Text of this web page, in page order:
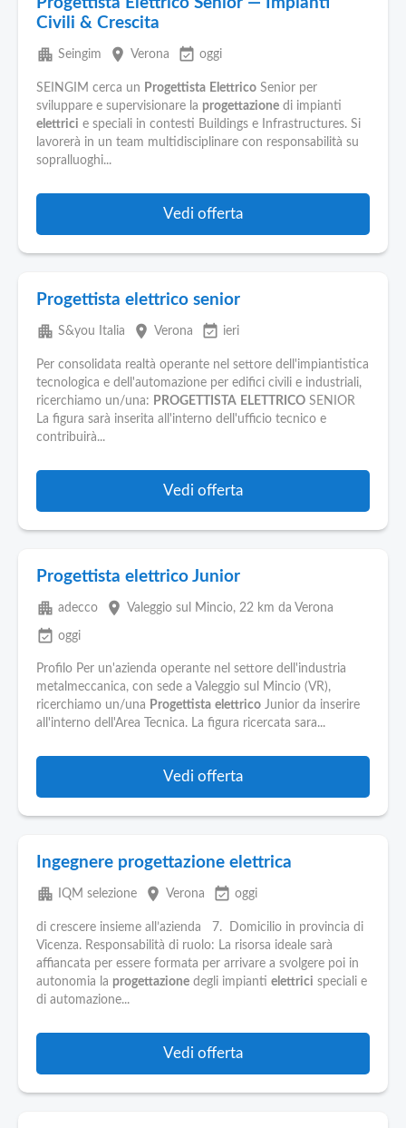
Civili & Crescita
apartment Seingim place Verona event_available oggi
SEINGIM cerca un Progettista Elettrico Senior per
sviluppare e supervisionare la progettazione di impianti
elettrici e speciali in contesti Buildings e Infrastructures. Si
lavorerà in un team multidisciplinare con responsabilità su
sopralluoghi...
Vedi offerta
Progettista elettrico senior
apartment S&you Italia place Verona event_available ieri
Per consolidata realtà operante nel settore dell'impiantistica
tecnologica e dell'automazione per edifici civili e industriali,
ricerchiamo un/una: PROGETTISTA ELETTRICO SENIOR
La figura sarà inserita all'interno dell'ufficio tecnico e
contribuirà...
Vedi offerta
Progettista elettrico Junior
apartment adecco place Valeggio sul Mincio, 22 km da Verona
event_available oggi
Profilo Per un'azienda operante nel settore dell'industria
metalmeccanica, con sede a Valeggio sul Mincio (VR),
ricerchiamo un/una Progettista elettrico Junior da inserire
all'interno dell'Area Tecnica. La figura ricercata sara...
Vedi offerta
Ingegnere progettazione elettrica
apartment IQM selezione place Verona event_available oggi
di crescere insieme all’azienda 7. Domicilio in provincia di
Vicenza. Responsabilità di ruolo: La risorsa ideale sarà
affiancata per essere formata per arrivare a svolgere poi in
autonomia la progettazione degli impianti elettrici speciali e
di automazione...
Vedi offerta